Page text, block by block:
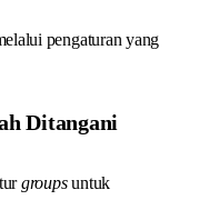
pengaturan yang
Ditangani
groupsuntuk